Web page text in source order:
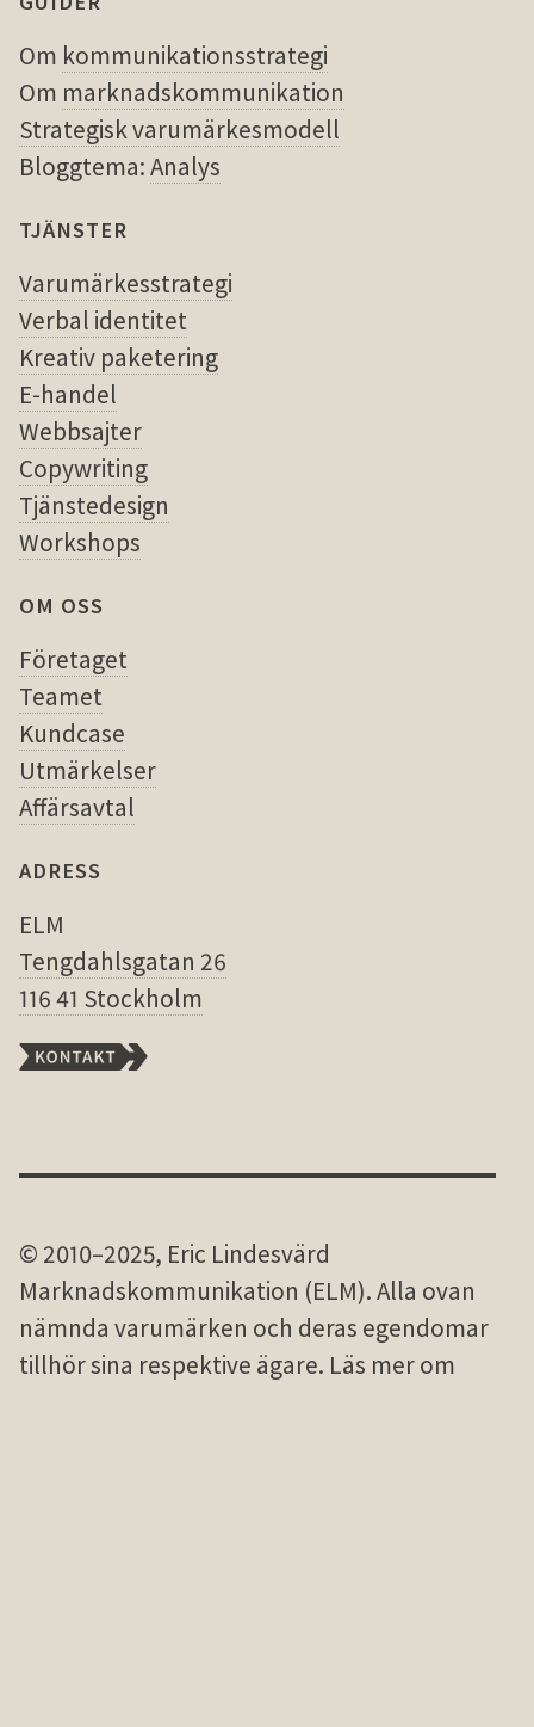
Om kommunikationsstrategi
Om marknadskommunikation
Strategisk varumärkesmodell
Bloggtema:Analys
TJÄNSTER
Varumärkesstrategi
Verbal identitet
Kreativ paketering
E-handel
Webbsajter
Copywriting
Tjänstedesign
Workshops
OM OSS
Företaget
Teamet
Kundcase
Utmärkelser
Affärsavtal
ADRESS
ELM
Tengdahlsgatan 26
116 41 Stockholm
© 2010–2025, Eric Lindesvärd
Marknadskommunikation (ELM). Alla ovan
nämnda varu­märken och deras egen­domar
tillhör sina res­pek­tive ägare. Läs mer om